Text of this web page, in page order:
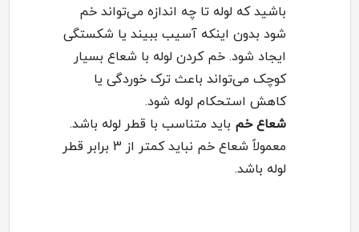
باشید که لوله تا چه اندازه می‌تواند خم
شود بدون اینکه آسیب ببیند یا شکستگی
ایجاد شود. خم کردن لوله با شعاع بسیار
کوچک می‌تواند باعث ترک خوردگی یا
کاهش استحکام لوله شود.
شعاع خم باید متناسب با قطر لوله باشد.
معمولاً شعاع خم نباید کمتر از 3 برابر قطر
لوله باشد.